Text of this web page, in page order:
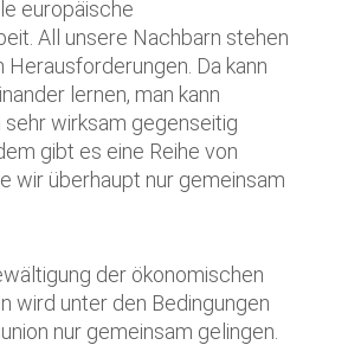
europäische
All unsere Nachbarn stehen
Da kann
lernen, man kann
sehr wirksam gegenseitig
gibt es eine Reihe von
wir überhaupt nur gemeinsam
der ökonomischen
wird unter den Bedingungen
nur gemeinsam gelingen.